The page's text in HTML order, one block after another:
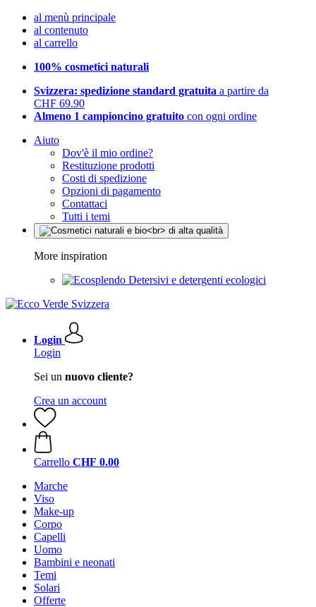
al menù principale
al contenuto
al carrello
100% cosmetici naturali
Svizzera: spedizione standard gratuita a partire da
CHF 69.90
Almeno 1 campioncino gratuito con ogni ordine
Aiuto
Dov'è il mio ordine?
Restituzione prodotti
Costi di spedizione
Opzioni di pagamento
Contattaci
Tutti i temi
More inspiration
Detersivi e detergenti ecologici
Login
Login
Sei un nuovo cliente?
Crea un account
Carrello CHF 0.00
Marche
Viso
Make-up
Corpo
Capelli
Uomo
Bambini e neonati
Temi
Solari
Offerte